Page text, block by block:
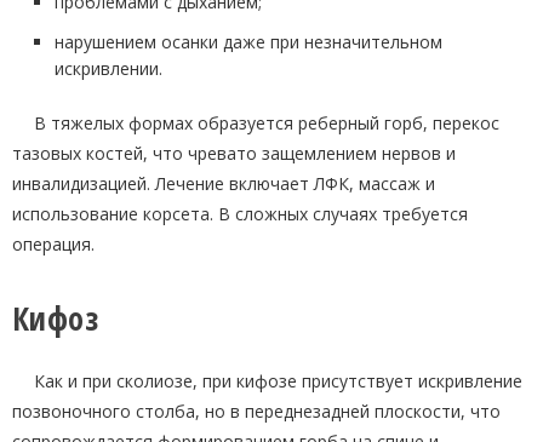
нарушением осанки даже при незначительном
искривлении.
В тяжелых формах образуется реберный горб, перекос
тазовых костей, что чревато защемлением нервов и
инвалидизацией. Лечение включает ЛФК, массаж и
использование корсета. В сложных случаях требуется
операция.
Кифоз
Как и при сколиозе, при кифозе присутствует искривление
позвоночного столба, но в переднезадней плоскости, что